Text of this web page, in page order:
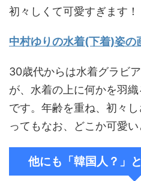
初々しくて可愛すぎます！
中村ゆりの水着(下着)姿
30歳代からは水着グラビ
が、水着の上に何かを羽
です。年齢を重ね、初々
ってもなお、どこか可愛い
他にも「韓国人？」